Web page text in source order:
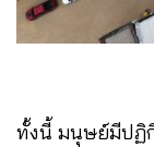
ทั้งนี้ มนุษย์มีปฏิ